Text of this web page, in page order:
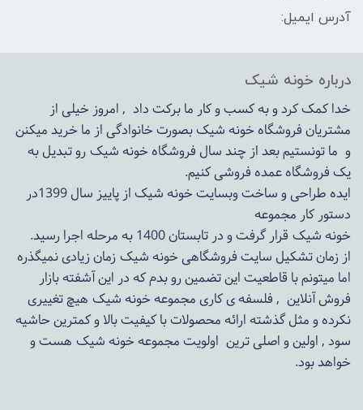
آدرس ایمیل:
درباره خونه شیک
خدا کمک کرد و به کسب و کار ما برکت داد , امروز خیلی از
مشتریان فروشگاه خونه شیک بصورت خانوادگی از ما خرید میکنن
و ما تونستیم بعد از چند سال فروشگاهخونه شیکرو تبدیل به
یک فروشگاه عمده فروشی کنیم.
ایده طراحی و ساخت وبسایت خونه شیک از پاییز سال 1399در
دستور کار مجموعه
خونه شیک قرار گرفت و در تابستان 1400 به مرحله اجرا رسید.
از زمان تشکیل سایت فروشگاهیخونه شیکزمان زیادی نمیگذره
اما میتونم با قاطعیت این تضمین رو بدم که در این آشفته بازار
فروش آنلاین , فلسفه ی کاری مجموعهخونه شیک هیچ تغییری
نکرده و مثل گذشته ارائه محصولات با کیفیت بالا و کمترین حاشیه
سود , اولین و اصلی ترین اولویت مجموعهخونه شیک هست و
خواهد بود.